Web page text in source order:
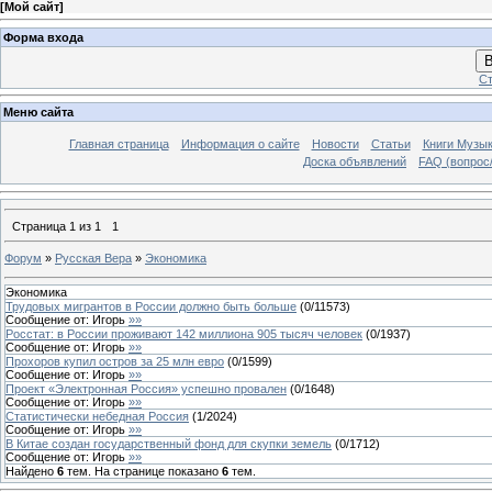
[Мой сайт]
Форма входа
Меню сайта
Главная страница Информация о сайте Новости Статьи
Книги
Доска объявлений
FAQ
Страница 1 из 1 1
Форум » Русская Вера » Экономика
Экономика
Трудовых мигрантов в России должно быть больше (0/11573)
Сообщение от: Игорь »»
Росстат: в России проживают 142 миллиона 905 тысяч человек (0/1937)
Сообщение от: Игорь »»
Прохоров купил остров за 25 млн евро (0/1599)
Сообщение от: Игорь »»
Проект «Электронная Россия» успешно провален (0/1648)
Сообщение от: Игорь »»
Статистически небедная Россия (1/2024)
Сообщение от: Игорь »»
В Китае создан государственный фонд для скупки земель (0/1712)
Сообщение от: Игорь »»
Найдено 6 тем. На странице показано 6 тем.